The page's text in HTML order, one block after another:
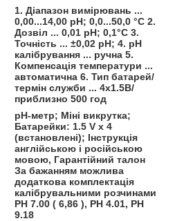
1. Діапазон вимірювань ...
0,00...14,00 pH; 0,0...50,0 °C 2.
Дозвіл ... 0,01 pH; 0,1°C 3.
Точність ... ±0,02 pH; 4. pH
калібрування ... ручна 5.
Компенсація температури ...
автоматична 6. Тип батарей/
термін служби ... 4х1.5В/
приблизно 500 год
pH-метр; Міні викрутка;
Батарейки: 1.5 V х 4
(встановлені); Інструкція
англійською і російською
мовою, Гарантійний талон
За бажанням можлива
додаткова комплектація
калібрувальними розчинами
РН 7.00 ( 6,86 ), РН 4.01, PH
9.18